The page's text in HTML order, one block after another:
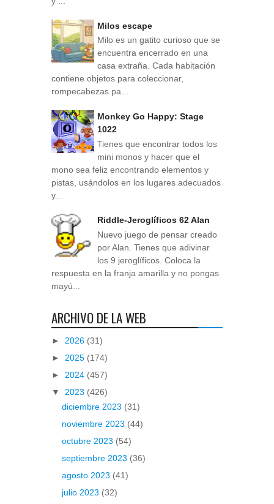
Milos escape
Milo es un gatito curioso que se
encuentra encerrado en una
casa extraña. Cada habitación
contiene objetos para coleccionar,
rompecabezas pa...
Monkey Go Happy: Stage
1022
Tienes que encontrar todos los
mini monos y hacer que el
mono sea feliz encontrando elementos y
pistas, usándolos en los lugares adecuados
y...
Riddle-Jeroglíficos 62 Alan
Nuevo juego de pensar creado
por Alan. Tienes que adivinar
los 9 jeroglíficos. Coloca la
respuesta en la franja amarilla y no pongas
mayú...
ARCHIVO DE LA WEB
► 2026 (31)
► 2025 (174)
► 2024 (457)
▼ 2023 (426)
diciembre 2023 (31)
noviembre 2023 (44)
octubre 2023 (54)
septiembre 2023 (36)
agosto 2023 (41)
julio 2023 (32)